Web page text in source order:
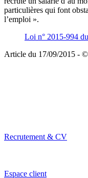
particulières qui font
l’emploi ».
Loi n° 2015-994
Article du 17/09/2015 -
Recrutement & CV
Espace client